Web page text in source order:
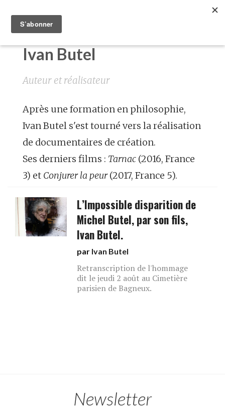
Ivan Butel
Auteur et réalisateur
Après une formation en philosophie,
Ivan Butel s'est tourné vers la réalisation
de documentaires de création.
Ses derniers films : Tarnac (2016, France
3) et Conjurer la peur(2017, France 5).
L’Impossible disparition de
Michel Butel, par son fils,
Ivan Butel.
par Ivan Butel
Retranscription de l'hommage
dit le jeudi 2 août au Cimetière
parisien de Bagneux.
Newsletter